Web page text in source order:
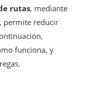
rutas, mediante
permite reducir
funciona, y